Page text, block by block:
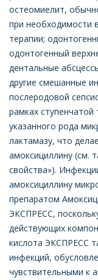
остеомиелит,
при необходимости
терапии;
одонтогенный
дентальные
другие смешанные
послеродовой
рамках
указанного рода
лактамазу, что
амоксициллину (см.
свойства»).
амоксициллину
препаратом
ЭКСПРЕСС,
действующих
кислота ЭКСПРЕСС
инфекций,
чувствительными к